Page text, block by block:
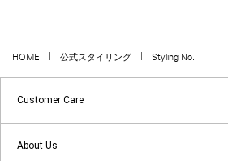
HOME 公式スタイリング Styling No.
Customer Care
はじめてのお客様へ
About Us